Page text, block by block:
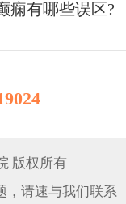
痫有哪些误区?
版权所有
，请速与我们联系